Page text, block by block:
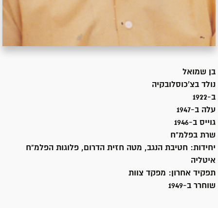
בן שמואל
נולד בצ'כוסלובקיה
ב-1922
עלה ב-1947
גוייס ב-1946
שרת בפלמ"ח
יחידות: חטיבת הנגב, מטה חזית הדרום, פלוגות הפלמ"ח
איטליה
תפקיד אחרון: מפקד צוות
שוחרר ב-1949